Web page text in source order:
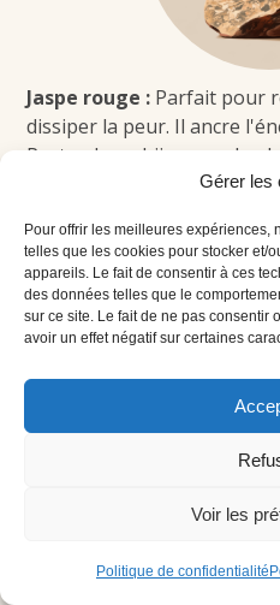
Gérer les
Pour offrir les meilleures expériences,
telles que les cookies pour stocker et/
appareils. Le fait de consentir à ces
des données telles que le
sur ce site. Le fait de ne pas consentir
avoir un effet négatif sur certaines
Voir les
Politique de confidentialité
Jaspe rouge : Parfait pour
dissiper la peur. Il ancre
Portez-le en bijou, gardez-
utilisez-le lors de vos
Aide à
les émotions, idéale si vous
Placez-la près de vous